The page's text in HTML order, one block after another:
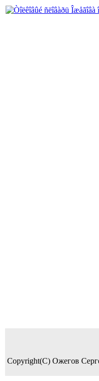
Copyright(C) Ожегов